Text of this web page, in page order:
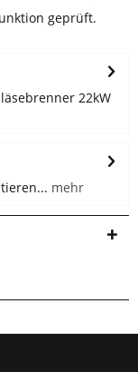
geprüft.
22kW
mehr